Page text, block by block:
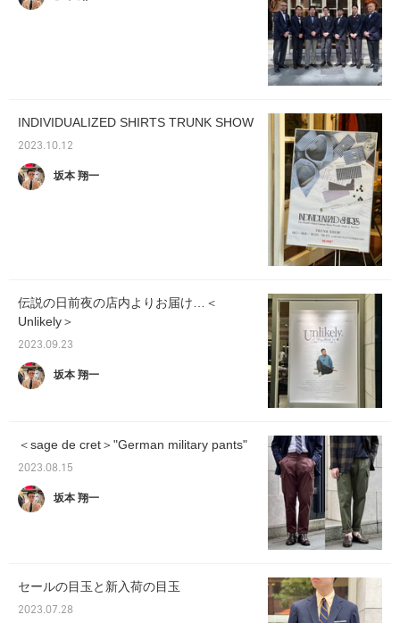
INDIVIDUALIZED SHIRTS TRUNK SHOW
2023.10.12
坂本 翔一
伝説の日前夜の店内よりお届け…＜
Unlikely＞
2023.09.23
坂本 翔一
＜sage de cret＞"German military pants"
2023.08.15
坂本 翔一
セールの目玉と新入荷の目玉
2023.07.28